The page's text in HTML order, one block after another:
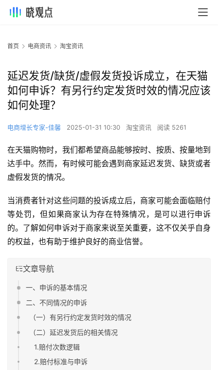
首页 电商资讯 淘宝资讯
延迟发货/缺货/虚假发货投诉成立，在天猫
如何申诉？有另行约定发货时效的情况应该
如何处理？
电商增长专家-佳馨 2025-01-31 10:30 淘宝资讯 阅读 5261
在天猫购物时，我们都希望商品能够按时、按质、按量地到
达手中。然而，有时候可能会遇到商家延迟发货、缺货或者
虚假发货的情况。
当消费者针对这些问题的投诉成立后，商家可能会面临赔付
等处罚，但如果商家认为存在特殊情况，是可以进行申诉
的。了解如何申诉对于商家来说至关重要，这不仅关乎自身
的权益，也有助于维护良好的商业信誉。
文章导航
一、申诉的基本情况
二、不同情况的申诉
（一）有另行约定发货时效的情况
（二）延迟发货后的相关情况
1.赔付次数逻辑
2.赔付标准与申诉